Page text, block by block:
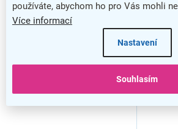
používáte, abychom ho pro Vás mohli
Více informací
Nastavení
Souhlasím